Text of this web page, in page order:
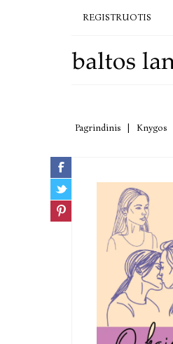
REGISTRUOTIS
Pagrindinis Knygos